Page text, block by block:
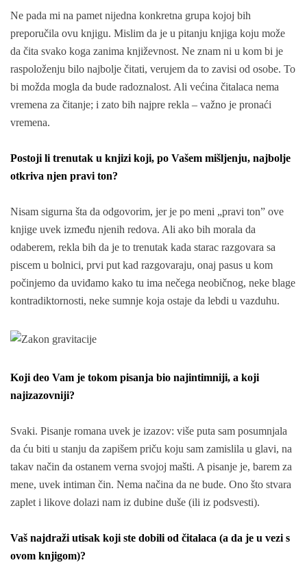
Ne pada mi na pamet nijedna konkretna grupa kojoj bih
preporučila ovu knjigu. Mislim da je u pitanju knjiga koju može
da čita svako koga zanima književnost. Ne znam ni u kom bi je
raspoloženju bilo najbolje čitati, verujem da to zavisi od osobe. To
bi možda mogla da bude radoznalost. Ali većina čitalaca nema
vremena za čitanje; i zato bih najpre rekla – važno je pronaći
vremena.
Postoji li trenutak u knjizi koji, po Vašem mišljenju, najbolje
otkriva njen pravi ton?
Nisam sigurna šta da odgovorim, jer je po meni „pravi ton” ove
knjige uvek između njenih redova. Ali ako bih morala da
odaberem, rekla bih da je to trenutak kada starac razgovara sa
piscem u bolnici, prvi put kad razgovaraju, onaj pasus u kom
počinjemo da uviđamo kako tu ima nečega neobičnog, neke blage
kontradiktornosti, neke sumnje koja ostaje da lebdi u vazduhu.
Koji deo Vam je tokom pisanja bio najintimniji, a koji
najizazovniji?
Svaki. Pisanje romana uvek je izazov: više puta sam posumnjala
da ću biti u stanju da zapišem priču koju sam zamislila u glavi, na
takav način da ostanem verna svojoj mašti. A pisanje je, barem za
mene, uvek intiman čin. Nema načina da ne bude. Ono što stvara
zaplet i likove dolazi nam iz dubine duše (ili iz podsvesti).
Vaš najdraži utisak koji ste dobili od čitalaca (a da je u vezi s
ovom knjigom)?